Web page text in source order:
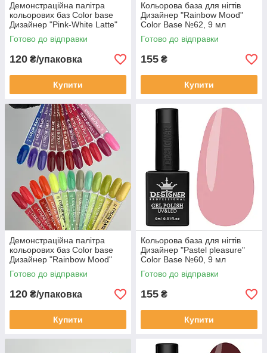
Демонстраційна палітра
кольорових баз Color base
Дизайнер "Pink-White Latte"
Готово до відправки
120 ₴/упаковка
Купити
Кольорова база для нігтів
Дизайнер "Rainbow Mood"
Color Base №62, 9 мл
Готово до відправки
155 ₴
Купити
Демонстраційна палітра
кольорових баз Color base
Дизайнер "Rainbow Mood"
Готово до відправки
120 ₴/упаковка
Купити
Кольорова база для нігтів
Дизайнер "Pastel pleasure"
Color Base №60, 9 мл
Готово до відправки
155 ₴
Купити